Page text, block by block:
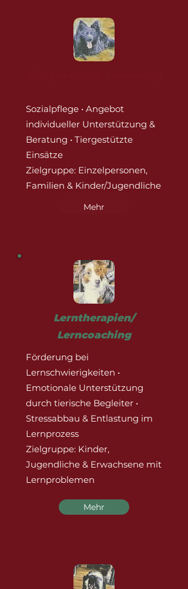
Sozialpflege • Angebot
individueller Unterstützung &
Beratung • Tiergestützte
Einsätze
Zielgruppe: Einzelpersonen,
Familien & Kinder/Jugendliche
Mehr
Lerntherapien/
Lerncoaching
Förderung bei
Lernschwierigkeiten •
Emotionale Unterstützung
durch tierische Begleiter •
Stressabbau & Entlastung im
Lernprozess
Zielgruppe: Kinder,
Jugendliche & Erwachsene mit
Lernproblemen
Mehr